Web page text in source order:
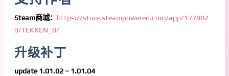
Steam商城： https://store.steampowered.com/app/177882
0/TEKKEN_8/
升级补丁
update 1.01.02 – 1.01.04